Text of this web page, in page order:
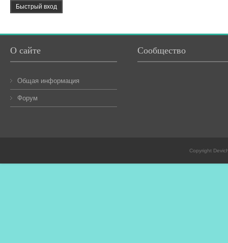
О сайте
Общая информация
Форум
Сообщество
Copyright